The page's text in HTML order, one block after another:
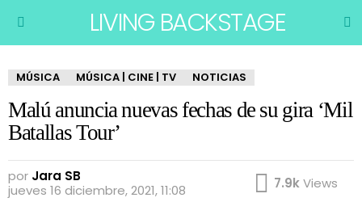
LIVING BACKSTAGE
MÚSICA MÚSICA | CINE | TV NOTICIAS
Malú anuncia nuevas fechas de su gira ‘Mil
Batallas Tour’
por Jara SB
jueves 16 diciembre, 2021, 11:08
7.9kViews